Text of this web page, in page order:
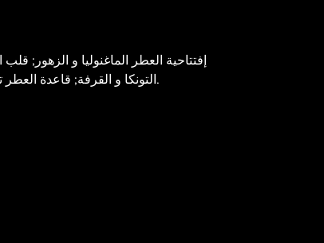
التونكا و القرفة; قاعدة العطر تتكون من العود و خشب الصندل.